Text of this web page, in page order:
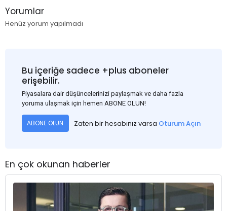
Yorumlar
Henüz yorum yapılmadı
Bu içeriğe sadece +plus aboneler
erişebilir.
Piyasalara dair düşüncelerinizi paylaşmak ve daha fazla
yoruma ulaşmak için hemen ABONE OLUN!
ABONE OLUN Zaten bir hesabınız varsa Oturum Açın
En çok okunan haberler